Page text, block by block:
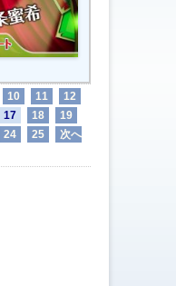
10 11
12
17 18
19
24 25
次へ